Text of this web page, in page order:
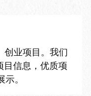
创业项目。我们
目信息，优质项
。